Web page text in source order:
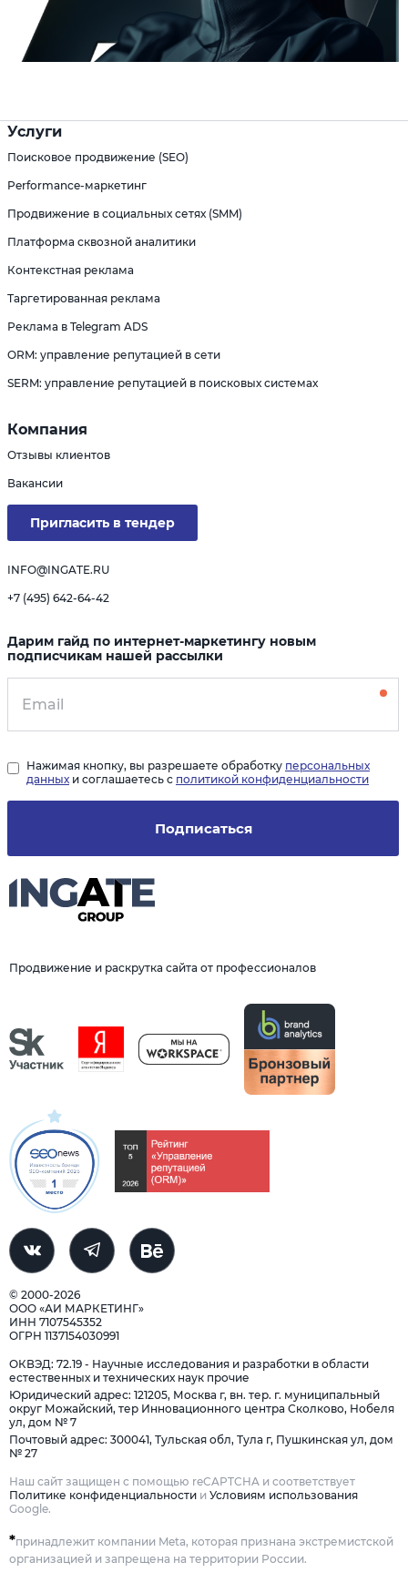
Продвижение и раскрутка сайта от профессионалов
© 2000-2026
ООО «АИ МАРКЕТИНГ»
ИНН 7107545352
ОГРН 1137154030991
Услуги
Поисковое продвижение (SEO)
Performance-маркетинг
Продвижение в социальных сетях (SMM)
Платформа сквозной аналитики
Контекстная реклама
Таргетированная реклама
Реклама в Telegram ADS
ORM: управление репутацией в сети
SERM: управление репутацией в поисковых системах
Компания
Отзывы клиентов
Вакансии
Пригласить в тендер
INFO@INGATE.RU
+7 (495) 642-64-42
Дарим гайд по интернет-маркетингу новым
подписчикам нашей рассылки
Подписаться
Нажимая кнопку, вы разрешаете обработку персональных
данных и соглашаетесь с политикой конфиденциальности
ОКВЭД: 72.19 - Научные исследования и разработки в области
естественных и технических наук прочие
Юридический адрес: 121205, Москва г, вн. тер. г. муниципальный
округ Можайский, тер Инновационного центра Сколково, Нобеля
ул, дом № 7
Почтовый адрес: 300041, Тульская обл, Тула г, Пушкинская ул, дом
№ 27
Наш сайт защищен с помощью reCAPTCHA и соответствует
Политике конфиденциальности и Условиям использования
Google.
*принадлежит компании Meta, которая признана экстремистской
организацией и запрещена на территории России.